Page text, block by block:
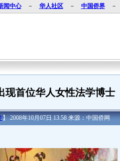
闻中心－ 华人社区－ 中国侨界－
首位华人女性法学博士
】 2008年10月07日 13:58 来源：中国侨网